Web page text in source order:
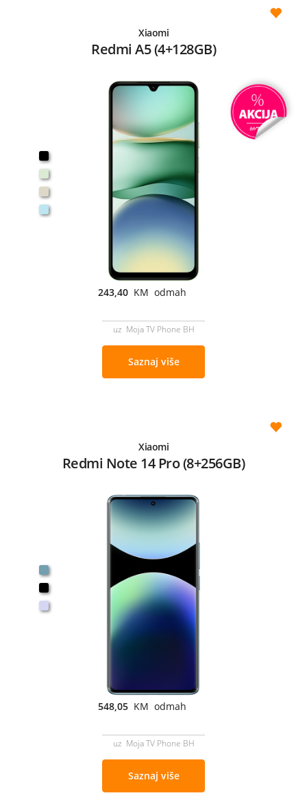
Xiaomi
Redmi A5 (4+128GB)
243,40 KM odmah
uz Moja TV Phone BH
Saznaj više
Xiaomi
Redmi Note 14 Pro (8+256GB)
548,05 KM odmah
uz Moja TV Phone BH
Saznaj više